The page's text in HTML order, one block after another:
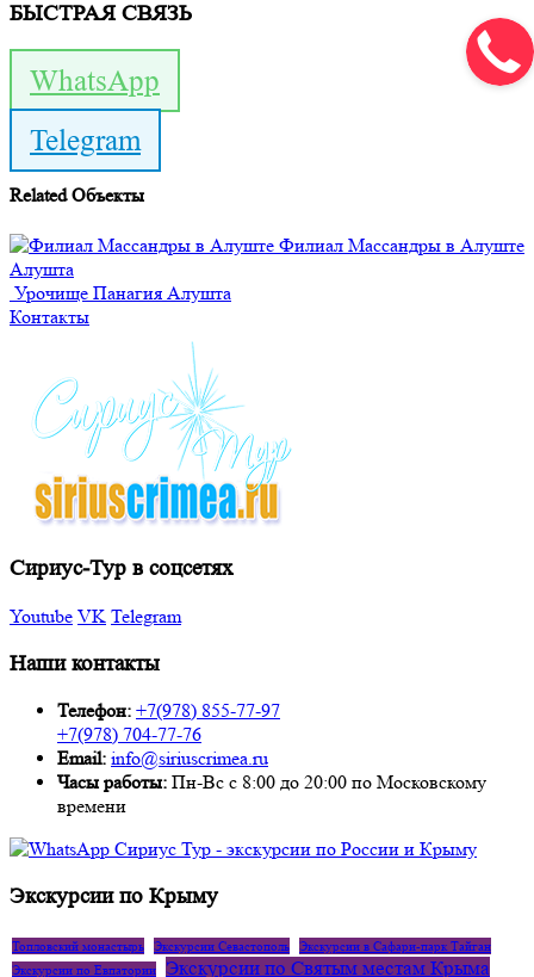
БЫСТРАЯ СВЯЗЬ
WhatsApp
Telegram
RelatedОбъекты
Филиал Массандры в Алуште
Алушта
Урочище Панагия Алушта
Контакты
Сириус-Тур в соцсетях
Youtube VK Telegram
Наши контакты
Телефон: +7(978) 855-77-97
+7(978) 704-77-76
Email: info@siriuscrimea.ru
Часы работы: Пн-Вс с 8:00 до 20:00 по Московскому
времени ​​​​​​​​​​​​​​
Экскурсии по Крыму
Топловский монастырь Экскурсии Севастополь Экскурсии в Сафари-парк Тайган
Экскурсии по Евпатории Экскурсии по Святым местам Крыма